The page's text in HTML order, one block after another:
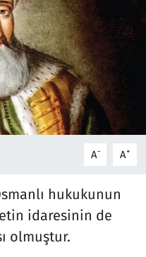
A- A+
hukukunun
idaresinin de
olmuştur.